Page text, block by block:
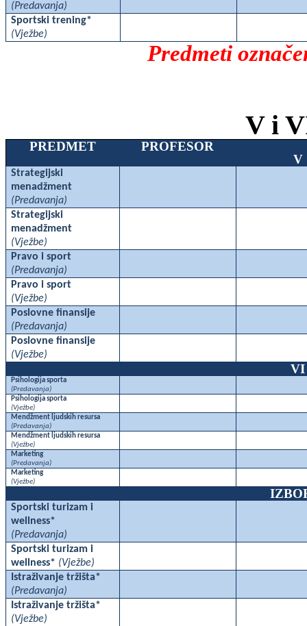
(Predavanja)
Sportski trening*
(Vježbe)
Predmeti
V i
PREDMET
PROFESOR
V
Strategijski
menadžment
(Predavanja)
Strategijski
menadžment
(Vježbe)
Pravo i sport
(Predavanja)
Pravo i sport
(Vježbe)
Poslovne finansije
(Predavanja)
Poslovne finansije
(Vježbe)
VI
Psihologija sporta
(Predavanja)
Psihologija sporta
(Vježbe)
Mendžment ljudskih resursa
(Predavanja)
Mendžment ljudskih resursa
(Vježbe)
Marketing
(Predavanja)
Marketing
(Vježbe)
Sportski turizam i
wellness*
(Predavanja)
Sportski turizam i
wellness* (Vježbe)
Istraživanje tržišta*
(Predavanja)
Istraživanje tržišta*
(Vježbe)